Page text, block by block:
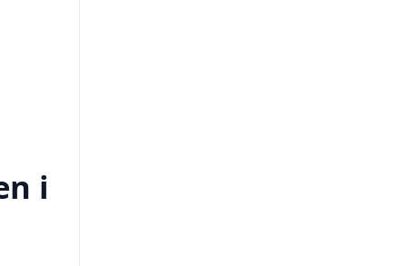
i